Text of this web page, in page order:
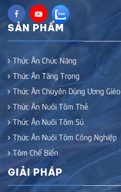
SẢN PHẨM
Thức Ăn Chức Năng
Thức Ăn Tăng Trọng
Thức Ăn Chuyên Dùng Ương Gièo
Thức Ăn Nuôi Tôm Thẻ
Thức Ăn Nuôi Tôm Sú
Thức Ăn Nuôi Tôm Công Nghiệp
Tôm Chế Biến
GIẢI PHÁP